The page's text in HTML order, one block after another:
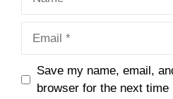
Save my name, email,
browser for the next time